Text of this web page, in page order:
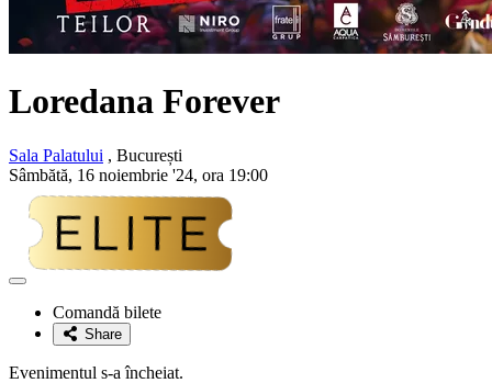
Loredana Forever
Sala Palatului , București
Sâmbătă, 16 noiembrie '24, ora 19:00
Adaugă
favoriteComandă bilete
Share
Evenimentul s-a încheiat.